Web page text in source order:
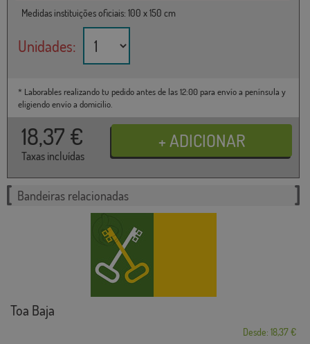
Medidas instituições oficiais: 100 x 150 cm
Unidades:
* Laborables realizando tu pedido antes de las 12:00 para envío a península y
eligiendo envío a domicilio.
18,37 €
Taxas incluídas
Bandeiras relacionadas
Toa Baja
Desde: 18,37 €